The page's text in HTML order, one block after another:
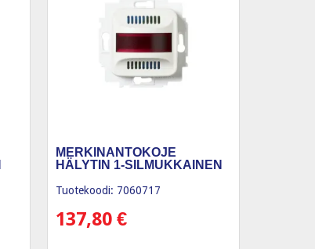
MERKINANTOKOJE
HÄLYTIN 1-SILMUKKAINEN
Tuotekoodi: 7060717
137,80€